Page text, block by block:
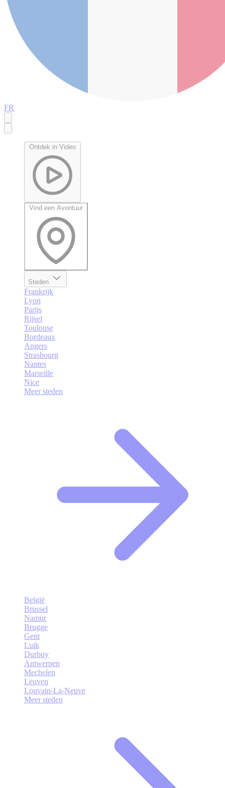
FR
Ontdek in Video
Vind een Avontuur
Steden
Frankrijk
Lyon
Parijs
Rijsel
Toulouse
Bordeaux
Angers
Strasbourg
Nantes
Marseille
Nice
Meer steden
België
Brussel
Namur
Brugge
Gent
Luik
Durbuy
Antwerpen
Mechelen
Leuven
Louvain-La-Neuve
Meer steden